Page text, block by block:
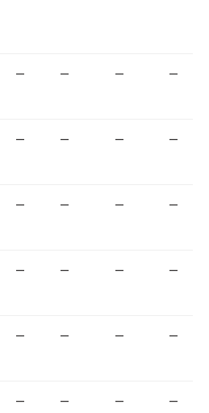
— — — —
— — — —
— — — —
— — — —
— — — —
— — — —